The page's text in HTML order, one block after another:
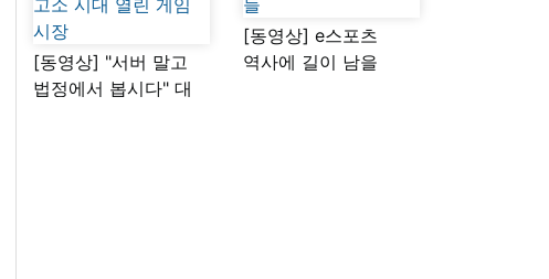
[동영상] "서버 말고
법정에서 봅시다" 대
[동영상] e스포츠
역사에 길이 남을